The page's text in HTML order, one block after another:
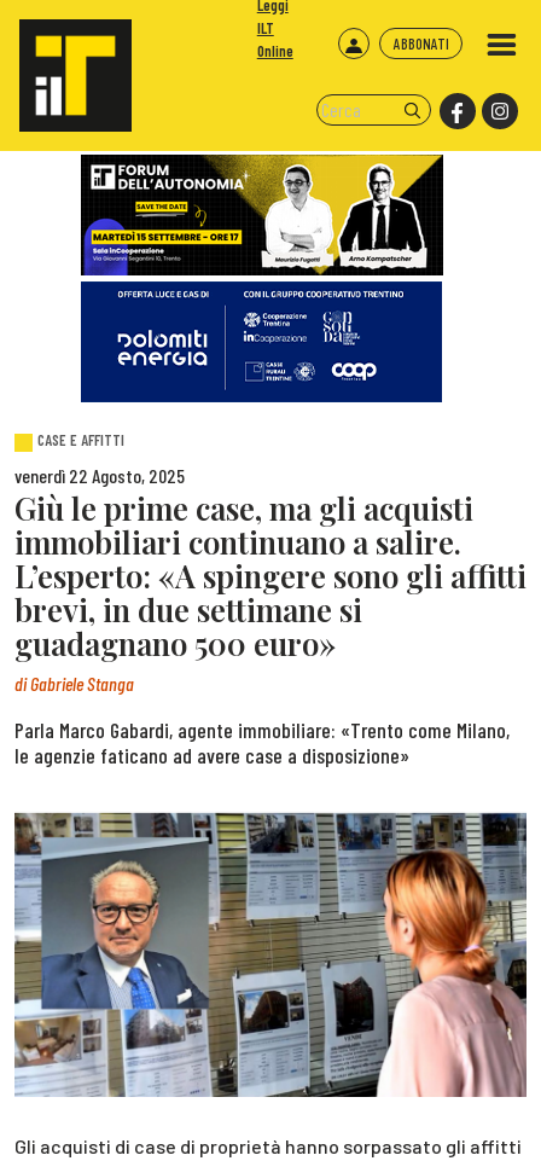
ABBONATI
Leggi
ILT
Online
CASE E AFFITTI
venerdì 22 Agosto, 2025
Giù le prime case, ma gli acquisti
immobiliari continuano a salire.
L’esperto: «A spingere sono gli affitti
brevi, in due settimane si
guadagnano 500 euro»
diGabriele Stanga
Parla Marco Gabardi, agente immobiliare: «Trento come Milano,
le agenzie faticano ad avere case a disposizione»
Gli acquisti di case di proprietà hanno sorpassato gli affitti